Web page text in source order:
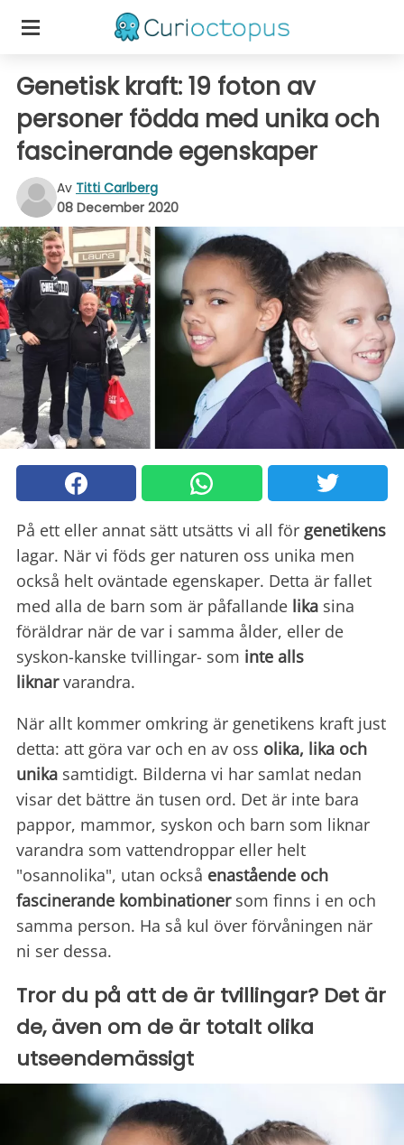
Genetisk kraft: 19 foton av
personer födda med unika och
fascinerande egenskaper
Av Titti Carlberg
08 December 2020
På ett eller annat sätt utsätts vi all för genetikens
lagar. När vi föds ger naturen oss unika men
också helt oväntade egenskaper. Detta är fallet
med alla de barn som är påfallande lika sina
föräldrar när de var i samma ålder, eller de
syskon-kanske tvillingar- som inte alls
liknarvarandra.
När allt kommer omkring är genetikens kraft just
detta: att göra var och en av oss olika, lika och
unika samtidigt. Bilderna vi har samlat nedan
visar det bättre än tusen ord. Det är inte bara
pappor, mammor, syskon och barn som liknar
varandra som vattendroppar eller helt
"osannolika", utan också enastående och
fascinerande kombinationer som finns i en och
samma person. Ha så kul över förvåningen när
ni ser dessa.
Tror du på att de är tvillingar? Det är
de, även om de är totalt olika
utseendemässigt